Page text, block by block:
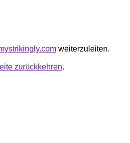
weiterzuleiten.
zurückkehren.